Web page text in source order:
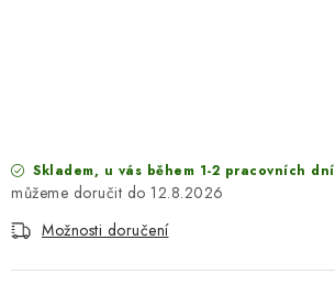
Zakázková výroba
Spolupracujeme
Skladem, u vás během 1-2 pracovních dní
12.8.2026
Možnosti doručení